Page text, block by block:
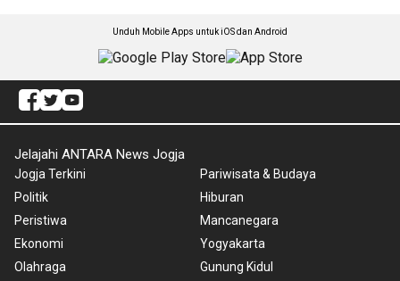
Unduh Mobile Apps untuk iOS dan Android
Jelajahi ANTARA News Jogja
Jogja Terkini
Politik
Peristiwa
Ekonomi
Olahraga
Pariwisata & Budaya
Hiburan
Mancanegara
Yogyakarta
Gunung Kidul